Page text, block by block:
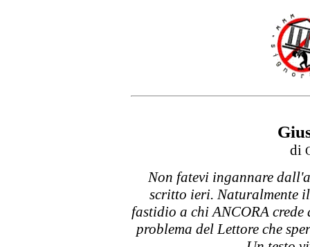
di
Non fatevi ingannare
scritto ieri. Naturalmente
fastidio a chi ANCORA
problema del Lettore che